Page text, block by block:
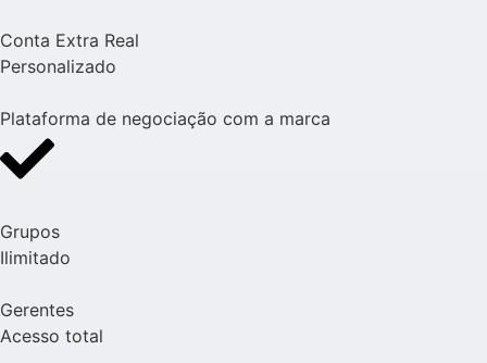
Conta Extra Real
Personalizado
Plataforma de negociação com a marca
Grupos
Ilimitado
Gerentes
Acesso total